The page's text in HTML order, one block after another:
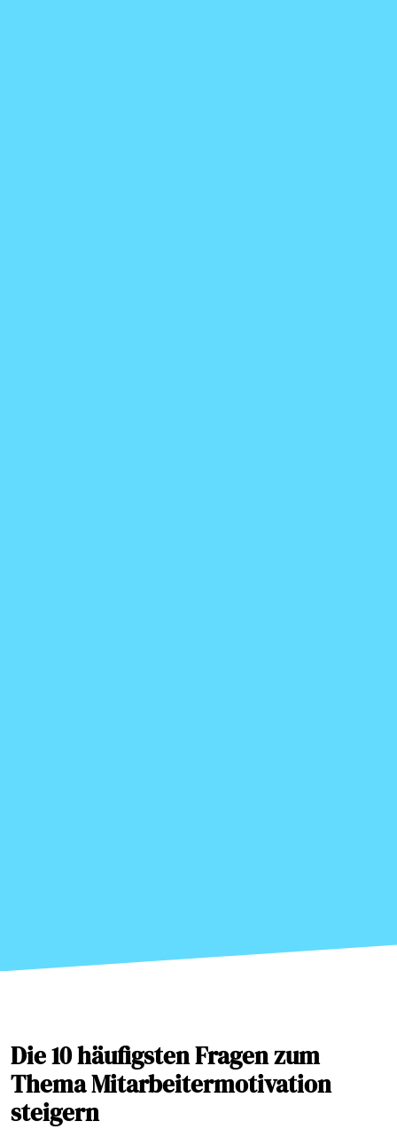
Die 10 häufigsten Fragen zum
Thema Mitarbeitermotivation
steigern